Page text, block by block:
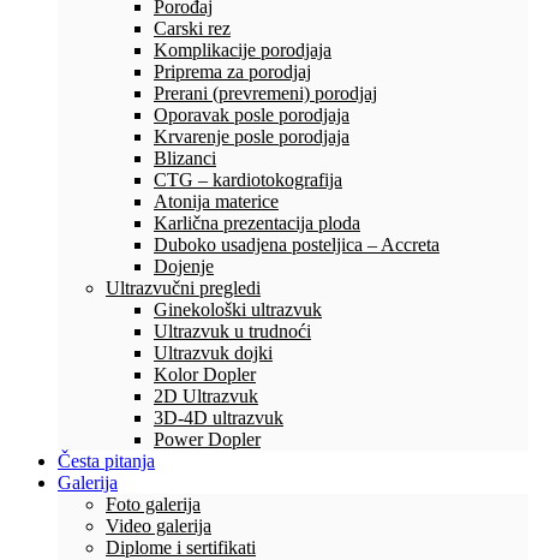
Porođaj
Carski rez
Komplikacije porodjaja
Priprema za porodjaj
Prerani (prevremeni) porodjaj
Oporavak posle porodjaja
Krvarenje posle porodjaja
Blizanci
CTG – kardiotokografija
Atonija materice
Karlična prezentacija ploda
Duboko usadjena posteljica – Accreta
Dojenje
Ultrazvučni pregledi
Ginekološki ultrazvuk
Ultrazvuk u trudnoći
Ultrazvuk dojki
Kolor Dopler
2D Ultrazvuk
3D-4D ultrazvuk
Power Dopler
Česta pitanja
Galerija
Foto galerija
Video galerija
Diplome i sertifikati